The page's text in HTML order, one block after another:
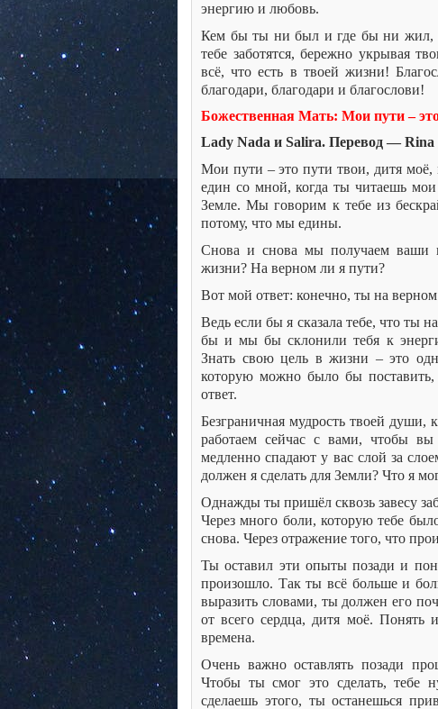
энергию и любовь.
Кем бы ты ни был и где бы ни жил,
тебе заботятся, бережно укрывая
всё, что есть в твоей жизни!
благодари, благодари и благослови!
Божественная Мать: Мои пути –
Lady Nada и Salira. Перевод — Rina
Мои пути – это пути твои, дитя моё,
един со мной, когда ты читаешь
Земле. Мы говорим к тебе из
потому, что мы едины.
Снова и снова мы получаем ваши
жизни? На верном ли я пути?
Вот мой ответ: конечно, ты на
Ведь если бы я сказала тебе, что ты
бы и мы бы склонили тебя к
Знать свою цель в жизни – это
которую можно было бы
ответ.
Безграничная мудрость твоей
работаем сейчас с вами, чтобы
медленно спадают у вас слой за
должен я сделать для Земли? Что я
Однажды ты пришёл сквозь завесу
Через много боли, которую тебе
снова. Через отражение того, что
Ты оставил эти опыты позади и
произошло. Так ты всё больше и
выразить словами, ты должен его
от всего сердца, дитя моё. Понять
времена.
Очень важно оставлять позади
Чтобы ты смог это сделать, тебе
сделаешь этого, ты останешься